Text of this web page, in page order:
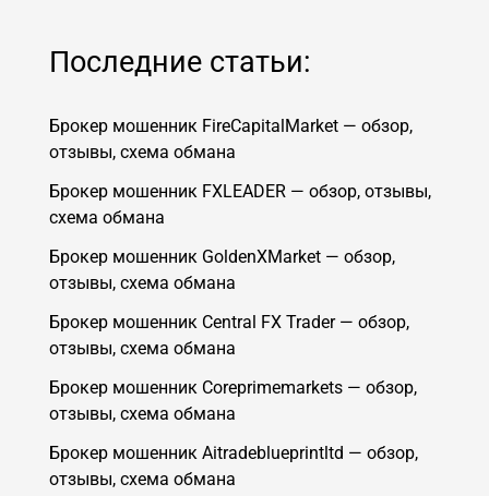
Последние статьи:
Брокер мошенник FireCapitalMarket — обзор,
отзывы, схема обмана
Брокер мошенник FXLEADER — обзор, отзывы,
схема обмана
Брокер мошенник GoldenXMarket — обзор,
отзывы, схема обмана
Брокер мошенник Central FX Trader — обзор,
отзывы, схема обмана
Брокер мошенник Coreprimemarkets — обзор,
отзывы, схема обмана
Брокер мошенник Aitradeblueprintltd — обзор,
отзывы, схема обмана